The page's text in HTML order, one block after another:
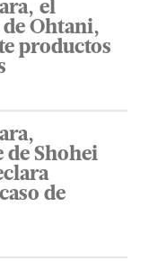
el
Ohtani,
productos
Shohei
de